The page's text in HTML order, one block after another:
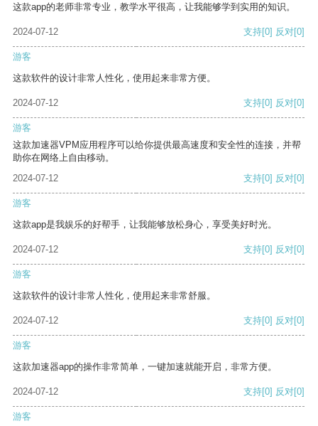
这款app的老师非常专业，教学水平很高，让我能够学到实用的知识。
2024-07-12 支持[0] 反对[0]
游客
这款软件的设计非常人性化，使用起来非常方便。
2024-07-12 支持[0] 反对[0]
游客
这款加速器VPM应用程序可以给你提供最高速度和安全性的连接，并帮
助你在网络上自由移动。
2024-07-12
支持[0] 反对[0]
游客
这款app是我娱乐的好帮手，让我能够放松身心，享受美好时光。
2024-07-12 支持[0] 反对[0]
游客
这款软件的设计非常人性化，使用起来非常舒服。
2024-07-12 支持[0] 反对[0]
游客
这款加速器app的操作非常简单，一键加速就能开启，非常方便。
2024-07-12 支持[0] 反对[0]
游客